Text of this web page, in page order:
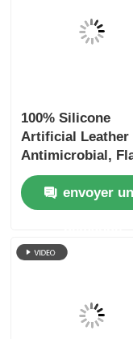
100% Silicone
Artificial Leather
Antimicrobial,
Retardant,
Thick Cotton
envoyer